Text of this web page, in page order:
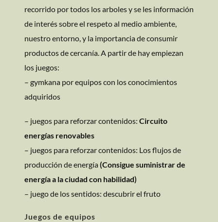
recorrido por todos los arboles y se les información
de interés sobre el respeto al medio ambiente,
nuestro entorno, y la importancia de consumir
productos de cercanía. A partir de hay empiezan
los juegos:
– gymkana por equipos con los conocimientos
adquiridos
– juegos para reforzar contenidos: Circuito
energías renovables
– juegos para reforzar contenidos: Los flujos de
producción de energía(Consigue suministrar de
energía a la ciudad con habilidad)
– juego de los sentidos: descubrir el fruto
Juegos de equipos